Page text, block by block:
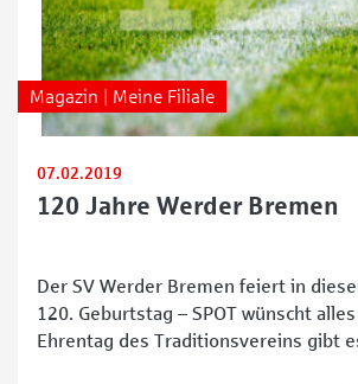
Magazin | Meine Filiale
07.02.2019
120 Jahre Werder Bremen
Der SV Werder Bremen feiert in
120. Geburtstag – SPOT wünscht
Ehrentag des Traditionsvereins gibt